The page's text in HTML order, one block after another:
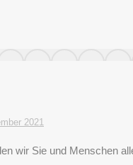
2021
wir Sie und Menschen